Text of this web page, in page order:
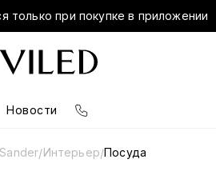
только при покупке в приложении
Новости
Sander/Интерьер/Посуда